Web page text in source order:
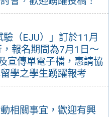
（EJU）」訂於11月
報名期間為7月1日～
宣傳單電子檔，惠請協
學之學生踴躍報考
相關事宜，歡迎有興